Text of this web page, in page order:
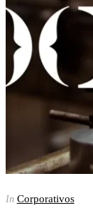
In Corporativos